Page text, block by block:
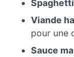
Spaghetti
Viande
pour une
Sauce